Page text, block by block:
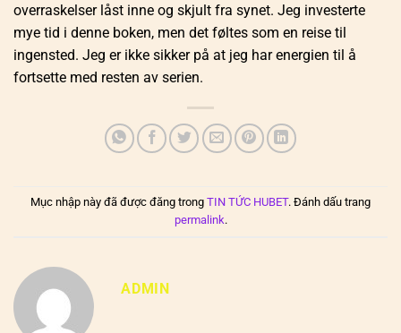
overraskelser låst inne og skjult fra synet. Jeg investerte
mye tid i denne boken, men det føltes som en reise til
ingensted. Jeg er ikke sikker på at jeg har energien til å
fortsette med resten av serien.
Mục nhập này đã được đăng trong TIN TỨC HUBET. Đánh dấu trang
permalink.
ADMIN